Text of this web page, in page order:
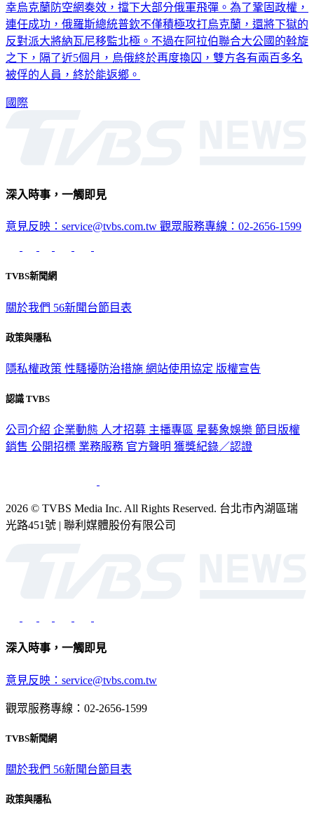
幸烏克蘭防空網奏效，擋下大部分俄軍飛彈。為了鞏固政權，
連任成功，俄羅斯總統普欽不僅積極攻打烏克蘭，還將下獄的
反對派大將納瓦尼移監北極。不過在阿拉伯聯合大公國的斡旋
之下，隔了近5個月，烏俄終於再度換囚，雙方各有兩百多名
被俘的人員，終於能返鄉。
國際
深入時事，一觸即見
意見反映：service@tvbs.com.tw 觀眾服務專線：02-2656-1599
TVBS新聞網
關於我們 56新聞台節目表
政策與隱私
隱私權政策 性騷擾防治措施 網站使用協定 版權宣告
認識 TVBS
公司介紹 企業動態 人才招募 主播專區 星藝象娛樂 節目版權
銷售 公開招標 業務服務 官方聲明 獲獎紀錄／認證
2026 © TVBS Media Inc. All Rights Reserved. 台北市內湖區瑞
光路451號 | 聯利媒體股份有限公司
深入時事，一觸即見
意見反映：service@tvbs.com.tw
觀眾服務專線：02-2656-1599
TVBS新聞網
關於我們 56新聞台節目表
政策與隱私